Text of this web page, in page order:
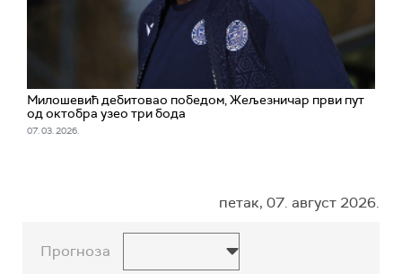
Милошевић дебитовао победом, Жељезничар први пут
од октобра узео три бода
07. 03. 2026.
петак, 07. август 2026.
Прогноза